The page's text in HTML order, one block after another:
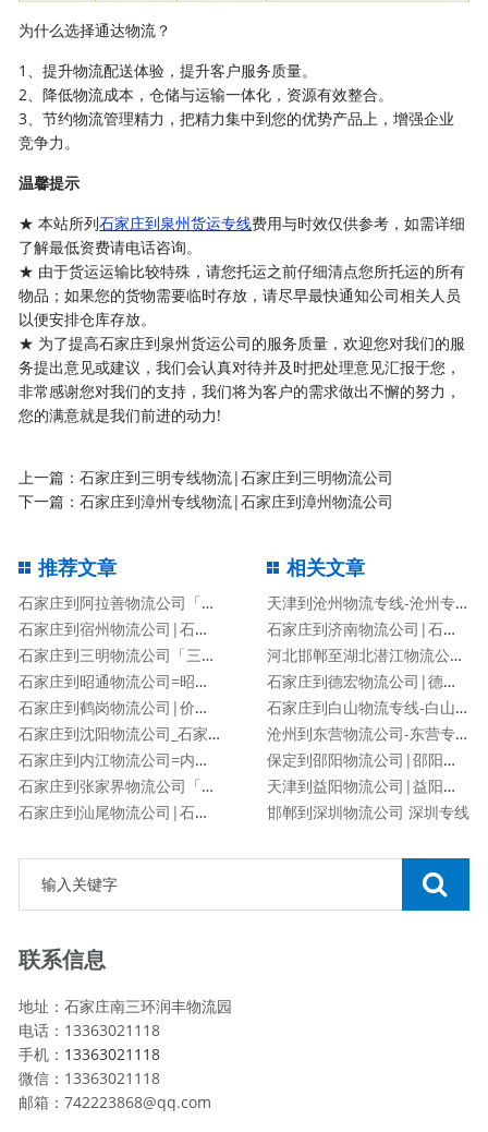
为什么选择通达物流？
1、提升物流配送体验，提升客户服务质量。
2、降低物流成本，仓储与运输一体化，资源有效整合。
3、节约物流管理精力，把精力集中到您的优势产品上，增强企业
竞争力。
温馨提示
★ 本站所列石家庄到泉州货运专线费用与时效仅供参考，如需详细
了解最低资费请电话咨询。
★ 由于货运运输比较特殊，请您托运之前仔细清点您所托运的所有
物品；如果您的货物需要临时存放，请尽早最快通知公司相关人员
以便安排仓库存放。
★ 为了提高石家庄到泉州货运公司的服务质量，欢迎您对我们的服
务提出意见或建议，我们会认真对待并及时把处理意见汇报于您，
非常感谢您对我们的支持，我们将为客户的需求做出不懈的努力，
您的满意就是我们前进的动力!
上一篇：石家庄到三明专线物流|石家庄到三明物流公司
下一篇：石家庄到漳州专线物流|石家庄到漳州物流公司
推荐文章
石家庄到阿拉善物流公司「阿拉善专线」
石家庄到宿州物流公司|石家庄到宿州物流专线
石家庄到三明物流公司「三明专线」
石家庄到昭通物流公司=昭通专线
石家庄到鹤岗物流公司|价格查询
石家庄到沈阳物流公司_石家庄到沈阳物流专线
石家庄到内江物流公司=内江专线
石家庄到张家界物流公司「张家界专线」
石家庄到汕尾物流公司|石家庄到汕尾货运专线
相关文章
天津到沧州物流专线-沧州专线
石家庄到济南物流公司|石家庄到济南货运专线
河北邯郸至湖北潜江物流公司|河北邯郸至湖北潜江货运专线
石家庄到德宏物流公司|德宏专线
石家庄到白山物流专线-白山专线
沧州到东营物流公司-东营专线
保定到邵阳物流公司|邵阳专线
天津到益阳物流公司|益阳专线
邯郸到深圳物流公司 深圳专线
联系信息
地址：石家庄南三环润丰物流园
电话：13363021118
手机： 13363021118
微信：13363021118
邮箱：742223868@qq.com